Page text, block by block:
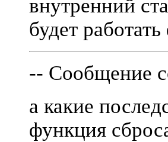
внутренний
будет
-- Сообщение
а какие
функция